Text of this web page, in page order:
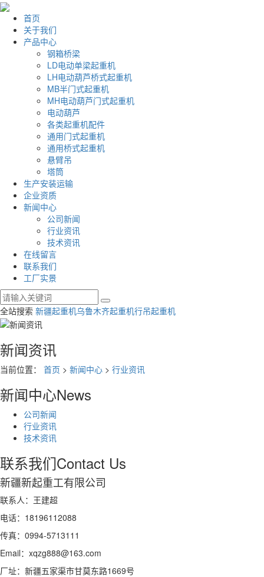
首页
关于我们
产品中心
钢箱桥梁
LD电动单梁起重机
LH电动葫芦桥式起重机
MB半门式起重机
MH电动葫芦门式起重机
电动葫芦
各类起重机配件
通用门式起重机
通用桥式起重机
悬臂吊
塔筒
生产安装运输
企业资质
新闻中心
公司新闻
行业资讯
技术资讯
在线留言
联系我们
工厂实景
全站搜索 新疆起重机乌鲁木齐起重机行吊起重机
新闻资讯
当前位置： 首页 > 新闻中心 > 行业资讯
新闻中心News
公司新闻
行业资讯
技术资讯
联系我们Contact Us
新疆新起重工有限公司
联系人：王建超
电话：18196112088
传真：0994-5713111
Email：xqzg888@163.com
厂址：新疆五家渠市甘莫东路1669号